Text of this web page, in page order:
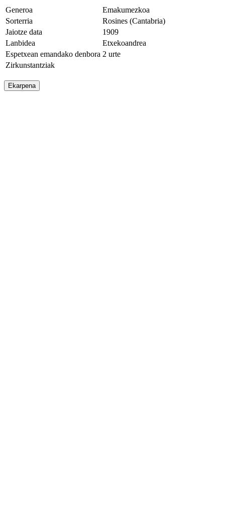
Generoa
Emakumezkoa
Sorterria
Rosines (Cantabria)
Jaiotze data
1909
Lanbidea
Etxekoandrea
Espetxean emandako denbora 2 urte
Zirkunstantziak